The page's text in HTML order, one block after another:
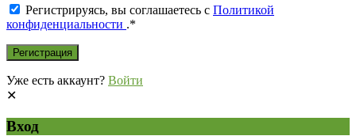
Регистрируясь, вы соглашаетесь с Политикой
конфиденциальности .*
Уже есть аккаунт? Войти
Вход